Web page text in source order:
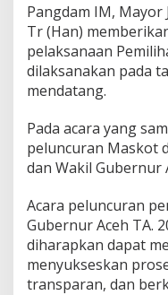
Pangdam IM, Mayor
Tr (Han)
pelaksanaan
dilaksanakan pada
mendatang.
Pada acara yang
peluncuran Maskot
dan Wakil Gubernur
Acara peluncuran
Gubernur Aceh TA.
diharapkan dapat
menyukseskan
transparan, dan